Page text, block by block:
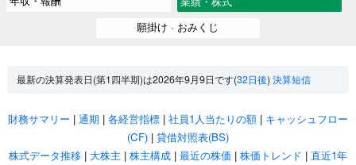
願掛け · おみくじ
最新の決算発表日(第1四半期)は2026年9月9日です(32日後)決算短信
財務サマリー | 通期 | 各経営指標 | 社員1人当たりの額 | キャッシュフロー
(CF) | 貸借対照表(BS)
株式データ推移 | 大株主 | 株主構成 | 最近の株価 | 株価トレンド | 直近1年